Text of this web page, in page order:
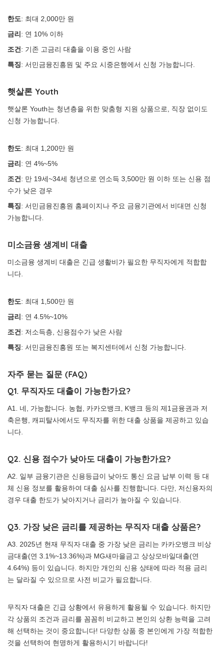
한도: 최대 2,000만 원
금리 : 연 10% 이하
조건 : 기존 고금리 대출을 이용 중인 사람
특징: 서민금융진흥원 및 주요 시중은행에서 신청 가능합니다.
햇살론 Youth
햇살론 Youth는 청년층을 위한 맞춤형 지원 상품으로, 직장 없이도
신청 가능합니다.
한도: 최대 1,200만 원
금리 : 연 4%~5%
조건 : 만 19세~34세 청년으로 연소득 3,500만 원 이하 또는 신용 점
수가 낮은 경우
특징: 서민금융진흥원 홈페이지나 주요 금융기관에서 비대면 신청
가능합니다.
미소금융 생계비 대출
미소금융 생계비 대출은 긴급 생활비가 필요한 무직자에게 적합합
니다.
한도: 최대 1,500만 원
금리 : 연 4.5%~10%
조건 : 저소득층, 신용점수가 낮은 사람
특징: 서민금융진흥원 또는 복지센터에서 신청 가능합니다.
자주 묻는 질문 (FAQ)
Q1. 무직자도 대출이 가능한가요?
A1. 네, 가능합니다. 농협, 카카오뱅크, K뱅크 등의 제1금융권과 저
축은행, 캐피탈사에서도 무직자를 위한 대출 상품을 제공하고 있습
니다.
Q2. 신용 점수가 낮아도 대출이 가능한가요?
A2. 일부 금융기관은 신용등급이 낮아도 통신 요금 납부 이력 등 대
체 신용 정보를 활용하여 대출 심사를 진행합니다. 다만, 저신용자의
경우 대출 한도가 낮아지거나 금리가 높아질 수 있습니다.
Q3. 가장 낮은 금리를 제공하는 무직자 대출 상품은?
A3. 2025년 현재 무직자 대출 중 가장 낮은 금리는 카카오뱅크 비상
금대출(연 3.1%~13.36%)과 MG새마을금고 상상모바일대출(연
4.64%) 등이 있습니다. 하지만 개인의 신용 상태에 따라 적용 금리
는 달라질 수 있으므로 사전 비교가 필요합니다.
무직자 대출은 긴급 상황에서 유용하게 활용될 수 있습니다. 하지만
각 상품의 조건과 금리를 꼼꼼히 비교하고 본인의 상환 능력을 고려
해 선택하는 것이 중요합니다! 다양한 상품 중 본인에게 가장 적합한
것을 선택하여 현명하게 활용하시기 바랍니다!